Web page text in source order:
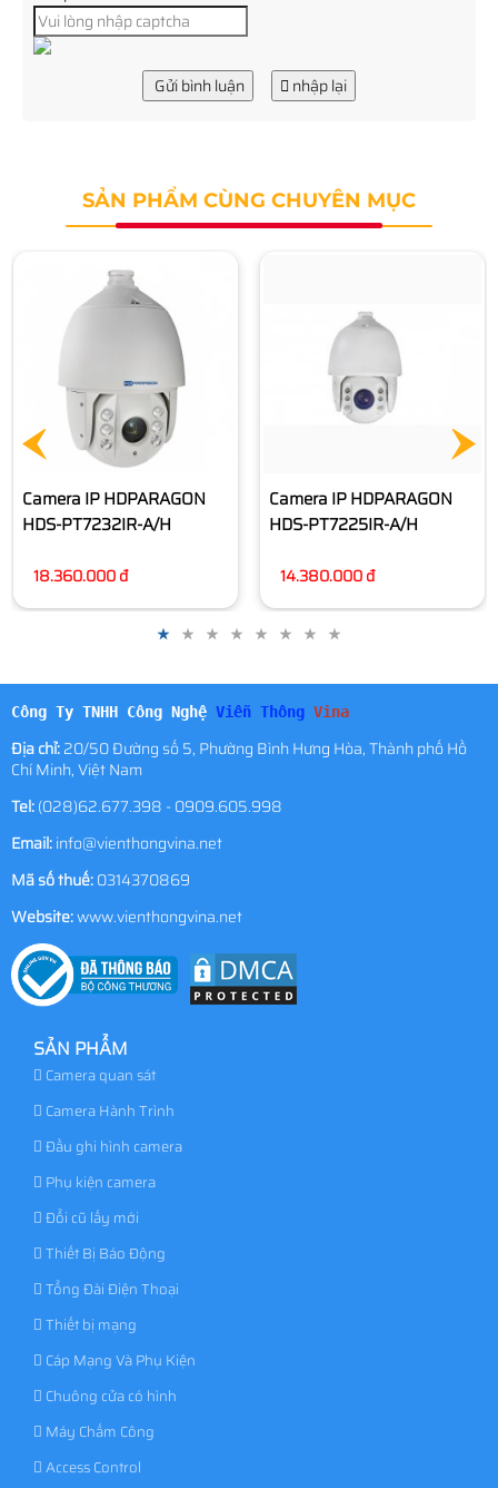
Gửi bình luận nhập lại
SẢN PHẨM CÙNG CHUYÊN MỤC
Camera IP HDPARAGON
HDS-PT7225IR-A/H
14.380.000 đ
HDS-PT5225IR-A
11.890.000 đ
Công Ty TNHH Công Nghệ Viễn Thông Vina
Địa chỉ:20/50 Đường số 5, Phường Bình Hưng Hòa, Thành phố Hồ
Chí Minh, Việt Nam
Tel:(028)62.677.398 - 0909.605.998
Email:info@vienthongvina.net
Mã số thuế:0314370869
Website:www.vienthongvina.net
SẢN PHẨM
Camera quan sát
Camera Hành Trình
Đầu ghi hình camera
Phụ kiện camera
Đổi cũ lấy mới
Thiết Bị Báo Động
Tổng Đài Điện Thoại
Thiết bị mạng
Cáp Mạng Và Phụ Kiện
Chuông cửa có hình
Máy Chấm Công
Access Control